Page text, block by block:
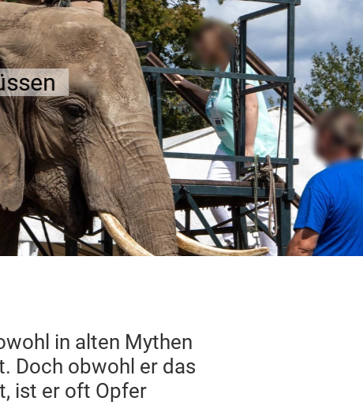
in alten Mythen
Doch obwohl er das
ist er oft Opfer